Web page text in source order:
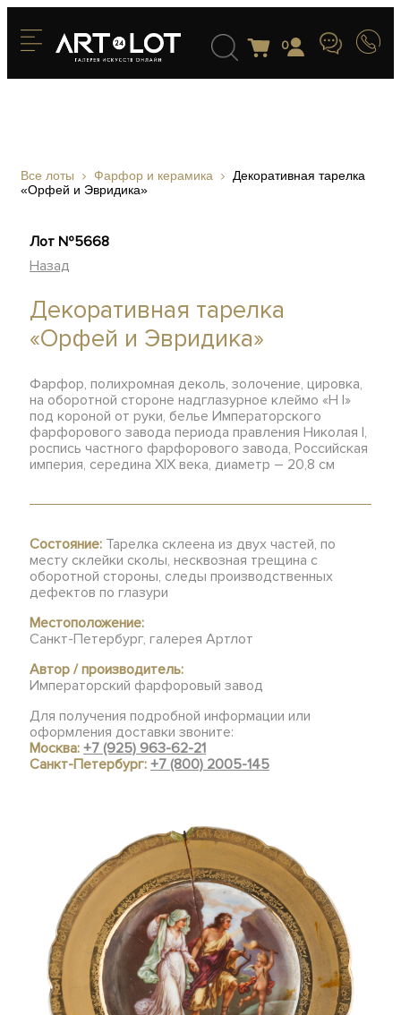
0
Все лоты Фарфор и керамика
Декоративная тарелка
«Орфей и Эвридика»
Лот №5668
Назад
Декоративная тарелка
«Орфей и Эвридика»
Фарфор, полихромная деколь, золочение, цировка,
на оборотной стороне надглазурное клеймо «Н I»
под короной от руки, белье Императорского
фарфорового завода периода правления Николая I,
роспись частного фарфорового завода, Российская
империя, середина XIX века, диаметр – 20,8 см
Состояние: Тарелка склеена из двух частей, по
месту склейки сколы, несквозная трещина с
оборотной стороны, следы производственных
дефектов по глазури
Местоположение:
Санкт-Петербург, галерея Артлот
Автор / производитель:
Императорский фарфоровый завод
Для получения подробной информации или
оформления доставки звоните:
Москва:+7 (925) 963-62-21
Санкт-Петербург:+7 (800) 2005-145